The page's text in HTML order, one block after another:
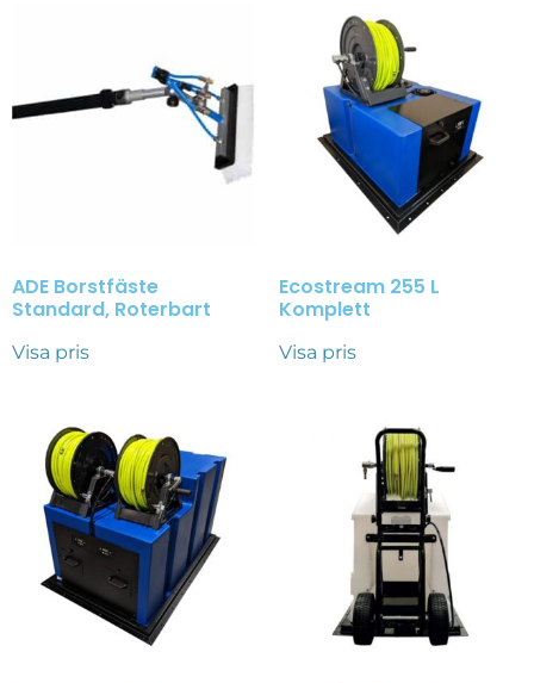
ADE Borstfäste
Standard, Roterbart
Visa pris
Ecostream 255 L
Komplett
Visa pris